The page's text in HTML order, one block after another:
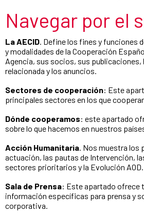
Navegar por el
La AECID. Define los fines y funciones
y modalidades de la Cooperación
Agencia, sus socios, sus publicaciones,
relacionada y los anuncios.
Sectores de cooperación: Este
principales sectores en los que
Dónde cooperamos: este apartado
sobre lo que hacemos en nuestros
Acción Humanitaria. Nos muestra los
actuación, las pautas de Intervención,
sectores prioritarios y la Evolución AOD.
Sala de Prensa: Este apartado ofrece
información específicas para prensa y
corporativa.